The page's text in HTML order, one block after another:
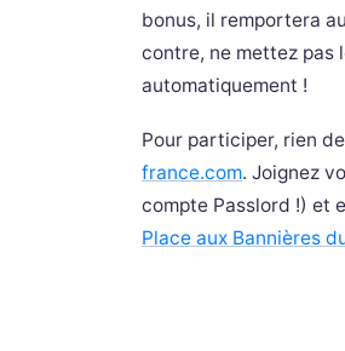
bonus, il remportera
contre, ne mettez pas
automatiquement !
Pour participer, rien
france.com. Joignez
compte Passlord !) et
Place aux Bannières